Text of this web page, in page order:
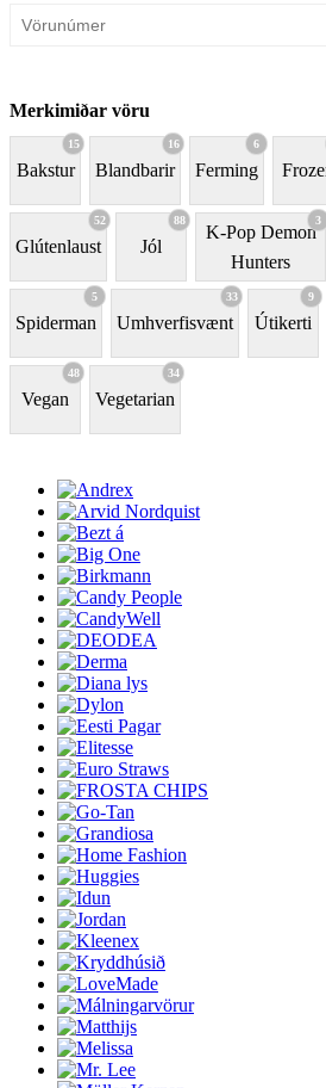
Merkimiðar vöru
15
Bakstur
16
Blandbarir
6
Ferming
52
Glútenlaust
88
Jól
3
K-Pop Demon
Hunters
5
Spiderman
33
Umhverfisvænt
9
Útikerti
48
Vegan
34
Vegetarian